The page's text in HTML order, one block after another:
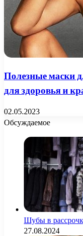
Полезные маски
для здоровья и
02.05.2023
Обсуждаемое
Шубы в
27.08.2024